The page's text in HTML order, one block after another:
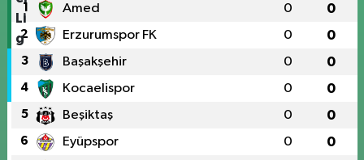
1 Amed 0 0
2 Erzurumspor FK 0 0
3 Başakşehir 0 0
4 Kocaelispor 0 0
5 Beşiktaş 0 0
6 Eyüpspor 0 0